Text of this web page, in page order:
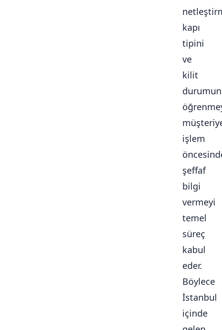
kapı
tipini
ve
kilit
işlem
şeffaf
bilgi
vermeyi
temel
süreç
kabul
eder.
Böylece
İstanbul
içinde